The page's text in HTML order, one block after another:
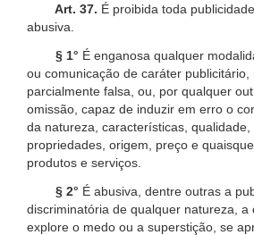
Art. 37. É proibida toda
abusiva.
§ 1° É enganosa qualquer
ou comunicação de caráter publicitário,
parcialmente falsa, ou, por qualquer
omissão, capaz de induzir em erro o
da natureza, características, qualidade,
propriedades, origem, preço e
produtos e serviços.
§ 2° É abusiva, dentre outras a
discriminatória de qualquer natureza, a
explore o medo ou a superstição, se